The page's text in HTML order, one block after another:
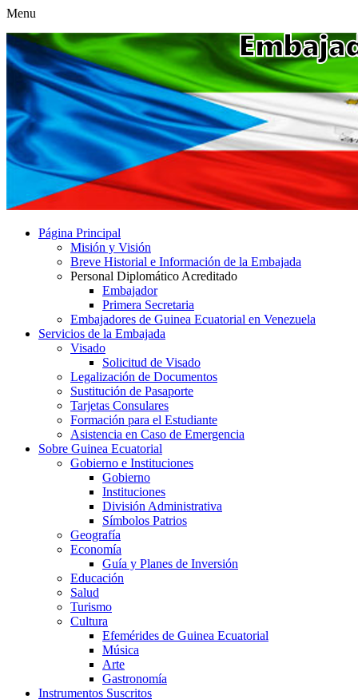
Menu
Página Principal
Misión y Visión
Breve Historial e Información de la Embajada
Personal Diplomático Acreditado
Embajador
Primera Secretaria
Embajadores de Guinea Ecuatorial en Venezuela
Servicios de la Embajada
Visado
Solicitud de Visado
Legalización de Documentos
Sustitución de Pasaporte
Tarjetas Consulares
Formación para el Estudiante
Asistencia en Caso de Emergencia
Sobre Guinea Ecuatorial
Gobierno e Instituciones
Gobierno
Instituciones
División Administrativa
Símbolos Patrios
Geografía
Economía
Guía y Planes de Inversión
Educación
Salud
Turismo
Cultura
Efemérides de Guinea Ecuatorial
Música
Arte
Gastronomía
Instrumentos Suscritos